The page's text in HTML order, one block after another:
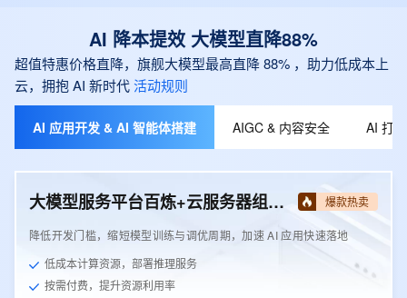
AI 降本提效 大模型直降88%
超值特惠价格直降，旗舰大模型最高直降 88% ，助力低成本上
云，拥抱 AI 新时代活动规则
AI 应用开发 & AI 智能体搭建 AIGC & 内容安全 AI 打
大模型服务平台百炼+云服务器组合套餐 爆款热卖
降低开发门槛，缩短模型训练与调优周期，加速 AI 应用快速落地
低成本计算资源，部署推理服务
按需付费，提升资源利用率